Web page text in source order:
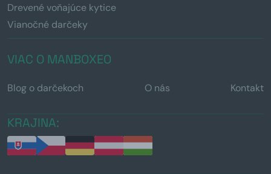
Drevené voňajúce kytice
Vianočné darčeky
VIAC O MANBOXEO
Blog o darčekoch O nás Kontakt
KRAJINA: